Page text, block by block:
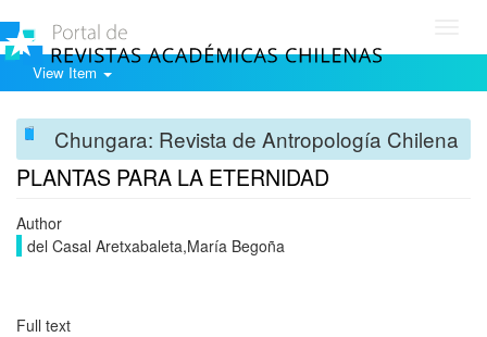
View Item
Chungara: Revista de Antropología Chilena
PLANTAS PARA LA ETERNIDAD
Author
del Casal Aretxabaleta,María Begoña
Full text